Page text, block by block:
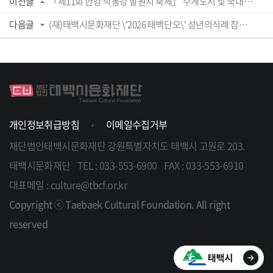
다음글
(재)태백시문화재단 \'2026 태백단오\' 성년의식례 참여자 모집 공고
개인정보취급방침
이메일수집거부
재단법인태백시문화재단강원특별자치도 태백시 고원로 203.
태백시문화재단 TEL : 033-553-6900 FAX : 033-553-6910
대표메일 : culture@tbcf.or.kr
Copyright ⓒ Taebaek Cultural Foundation. All right
reserved